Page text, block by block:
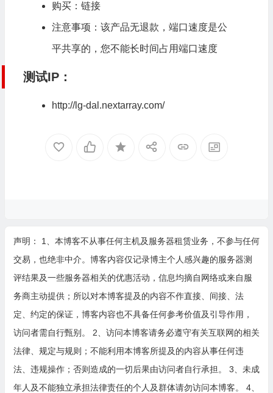
购买： 链接
注意事项：该产品无退款， 端口 速度是公
平共享的，您不能长时间占用端口速度
测试IP：
http://lg-dal.nextarray.com/
声明： 1、本博客不从事任何主机及服务器租赁业务，不参与任何
交易，也绝非中介。博客内容仅记录博主个人感兴趣的服务器测
评结果及一些服务器相关的优惠活动，信息均摘自网络或来自服
务商主动提供；所以对本博客提及的内容不作直接、间接、法
定、约定的保证，博客内容也不具备任何参考价值及引导作用，
访问者需自行甄别。 2、访问本博客请务必遵守有关互联网的相关
法律、规定与规则；不能利用本博客所提及的内容从事任何违
法、违规操作；否则造成的一切后果由访问者自行承担。 3、未成
年人及不能独立承担法律责任的个人及群体请勿访问本博客。 4、